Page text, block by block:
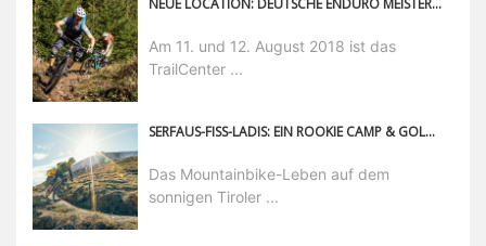
NEUE LOCATION: DEUTSCHE ENDURO MEISTERSCHAFT IM TRAILCENTER RABENBERG
Am 11. und 12. August 2018 ist das
TrailCenter ...
SERFAUS-FISS-LADIS: EIN ROOKIE CAMP & GOLDENE AUSSICHTEN FÜR DEN HERBST
Das Mountainbike-Leben auf dem
sonnigen Tiroler ...